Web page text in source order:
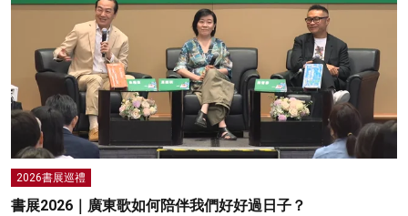
2026書展巡禮
書展2026｜廣東歌如何陪伴我們好好過日子？